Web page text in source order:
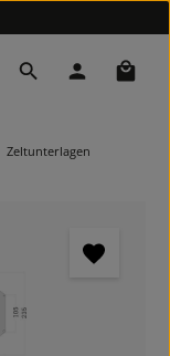
Zeltunterlagen